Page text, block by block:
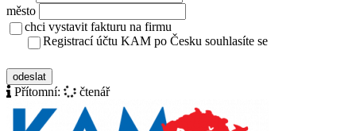
město
chci vystavit fakturu na firmu
Registrací účtu KAM po Česku souhlasíte se
odeslat
Přítomní: čtenář